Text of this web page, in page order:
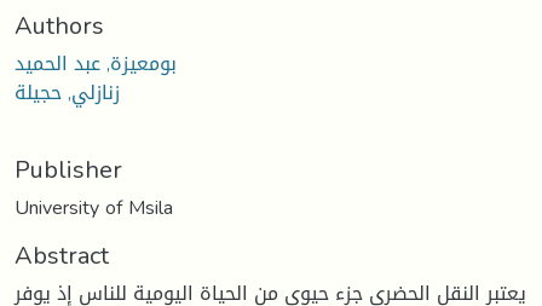
Authors
بومعيزة, عبد الحميد
زنازلي, حجيلة
Publisher
University of Msila
Abstract
يعتبر النقل الحضري جزء حيوي من الحياة اليومية للناس إذ يوفر